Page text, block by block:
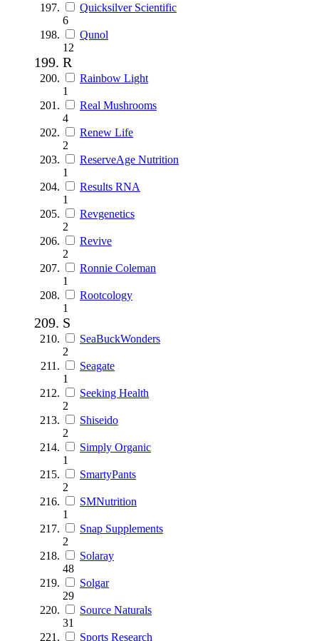
Quicksilver Scientific
6
Qunol
12
R
Rainbow Light
1
Real Mushrooms
4
Renew Life
2
ReserveAge Nutrition
1
Results RNA
1
Revgenetics
2
Revive
2
Ronnie Coleman
1
Rootcology
1
S
SeaBuckWonders
2
Seagate
1
Seeking Health
2
Shiseido
2
Simply Organic
1
SmartyPants
2
SMNutrition
1
Snap Supplements
2
Solaray
48
Solgar
29
Source Naturals
31
Sports Research